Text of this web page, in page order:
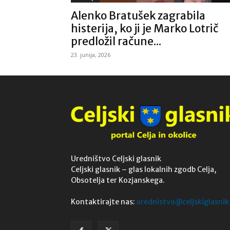
Alenko Bratušek zagrabila
histerija, ko ji je Marko Lotrič
predložil račune...
23. junija, 2026
Uredništvo Celjski glasnik
Celjski glasnik – glas lokalnih zgodb Celja,
Obsotelja ter Kozjanskega.
Kontaktirajte nas: